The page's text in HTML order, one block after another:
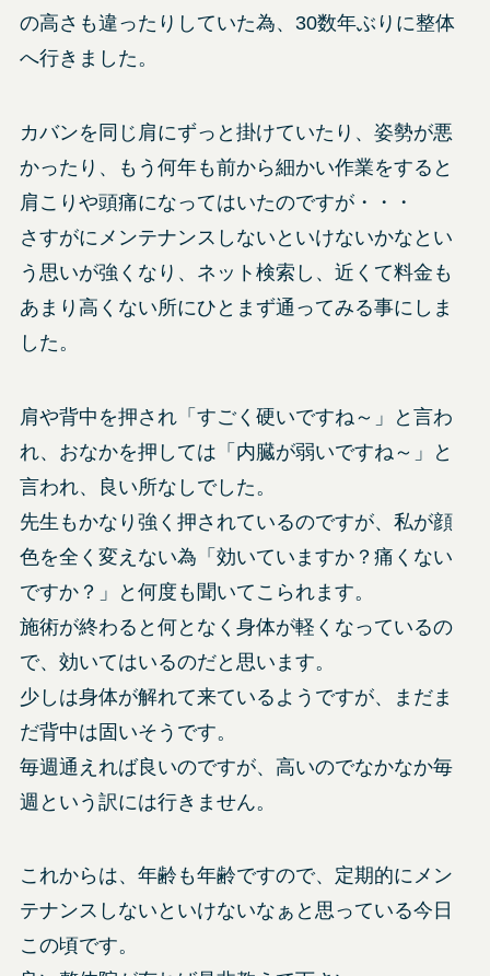
の高さも違ったりしていた為、30数年ぶりに整体
へ行きました。
カバンを同じ肩にずっと掛けていたり、姿勢が悪
かったり、もう何年も前から細かい作業をすると
肩こりや頭痛になってはいたのですが・・・
さすがにメンテナンスしないといけないかなとい
う思いが強くなり、ネット検索し、近くて料金も
あまり高くない所にひとまず通ってみる事にしま
した。
肩や背中を押され「すごく硬いですね～」と言わ
れ、おなかを押しては「内臓が弱いですね～」と
言われ、良い所なしでした。
先生もかなり強く押されているのですが、私が顔
色を全く変えない為「効いていますか？痛くない
ですか？」と何度も聞いてこられます。
施術が終わると何となく身体が軽くなっているの
で、効いてはいるのだと思います。
少しは身体が解れて来ているようですが、まだま
だ背中は固いそうです。
毎週通えれば良いのですが、高いのでなかなか毎
週という訳には行きません。
これからは、年齢も年齢ですので、定期的にメン
テナンスしないといけないなぁと思っている今日
この頃です。